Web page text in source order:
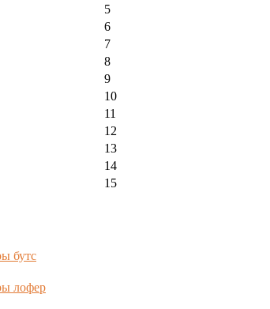
5
6
7
8
9
10
11
12
13
14
15